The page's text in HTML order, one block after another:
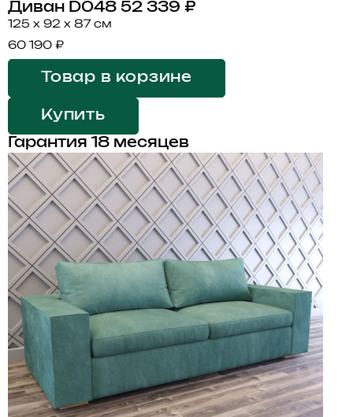
Диван D048 52 339 ₽
125 x 92 x 87 см
60 190 ₽
Товар в корзине
Купить
Гарантия 18 месяцев